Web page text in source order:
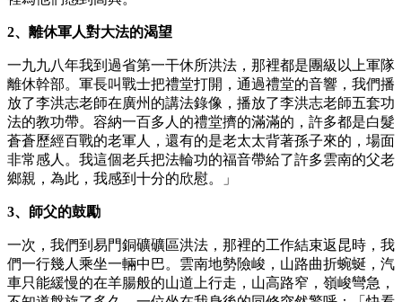
2、離休軍人對大法的渴望
一九九八年我到過省第一干休所洪法，那裡都是團級以上軍隊
離休幹部。軍長叫戰士把禮堂打開，通過禮堂的音響，我們播
放了李洪志老師在廣州的講法錄像，播放了李洪志老師五套功
法的教功帶。容納一百多人的禮堂擠的滿滿的，許多都是白髮
蒼蒼歷經百戰的老軍人，還有的是老太太背著孫子來的，場面
非常感人。我這個老兵把法輪功的福音帶給了許多雲南的父老
鄉親，為此，我感到十分的欣慰。」
3、師父的鼓勵
一次，我們到易門銅礦礦區洪法，那裡的工作結束返昆時，我
們一行幾人乘坐一輛中巴。雲南地勢險峻，山路曲折蜿蜒，汽
車只能緩慢的在羊腸般的山道上行走，山高路窄，嶺峻彎急，